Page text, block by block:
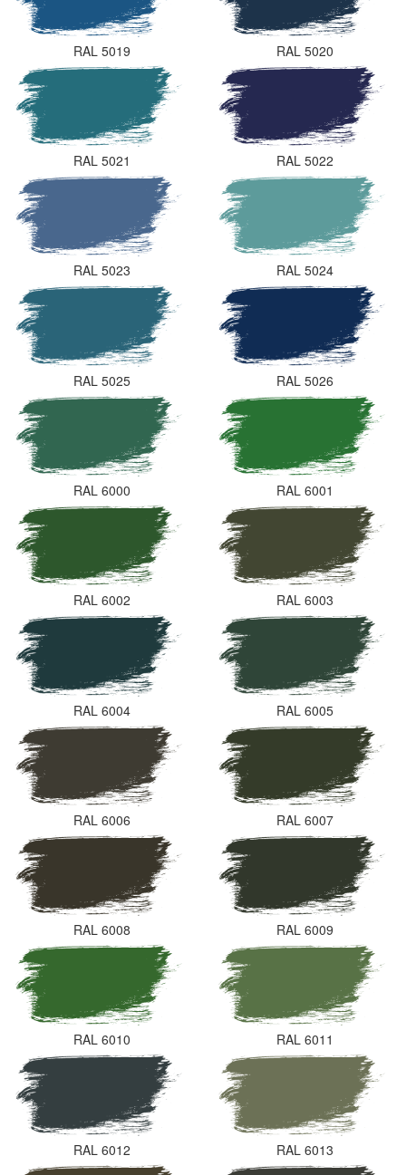
RAL 5019 RAL 5020
RAL 5021 RAL 5022
RAL 5023 RAL 5024
RAL 5025 RAL 5026
RAL 6000 RAL 6001
RAL 6002 RAL 6003
RAL 6004 RAL 6005
RAL 6006 RAL 6007
RAL 6008 RAL 6009
RAL 6010 RAL 6011
RAL 6012 RAL 6013